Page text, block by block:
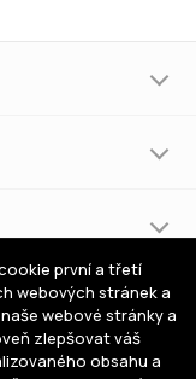
první a třetí
webových stránek a
webové stránky a
zlepšovat váš
obsahu a